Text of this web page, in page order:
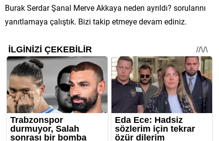
Burak Serdar Şanal Merve Akkaya neden ayrıldı? sorularını
yanıtlamaya çalıştık. Bizi takip etmeye devam ediniz.